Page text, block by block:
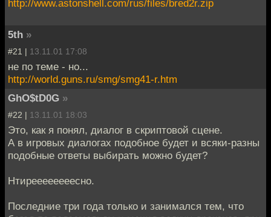
http://www.astonshell.com/rus/files/bred2r.zip
5th »
#21 | 13.11.01 17:08
не по теме - но...
http://world.guns.ru/smg/smg41-r.htm
GhO$tD0G »
#22 | 13.11.01 18:03
Это, как я понял, диалог в скриптовой сцене.
А в игровых диалогах подобное будет и всяки-разны
подобные ответы выбирать можно будет?
Нтиреееееееесно.
Последние три года только и занимался тем, что